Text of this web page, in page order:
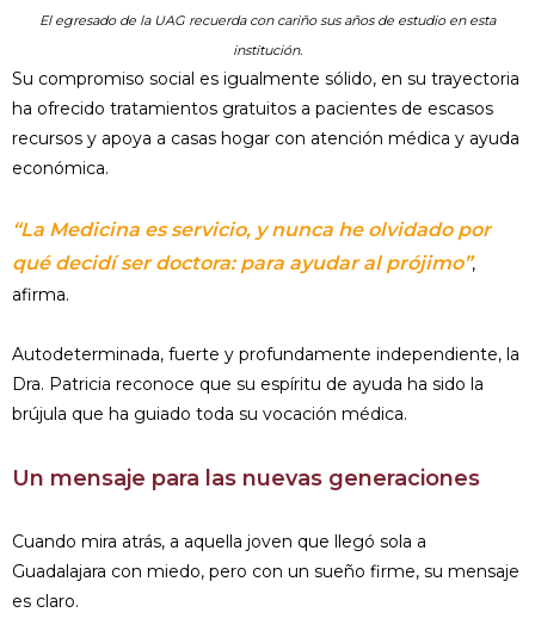
El egresado de la UAG recuerda con cariño sus años de estudio en esta
institución.
Su compromiso social es igualmente sólido, en su trayectoria
ha ofrecido tratamientos gratuitos a pacientes de escasos
recursos y apoya a casas hogar con atención médica y ayuda
económica.
“La Medicina es servicio, y nunca he olvidado por
qué decidí ser doctora: para ayudar al prójimo”,
afirma.
Autodeterminada, fuerte y profundamente independiente, la
Dra. Patricia reconoce que su espíritu de ayuda ha sido la
brújula que ha guiado toda su vocación médica.
Un mensaje para las nuevas generaciones
Cuando mira atrás, a aquella joven que llegó sola a
Guadalajara con miedo, pero con un sueño firme, su mensaje
es claro.